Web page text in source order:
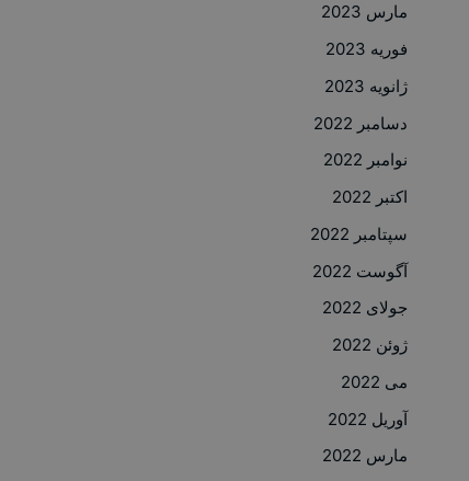
مارس 2023
فوریه 2023
ژانویه 2023
دسامبر 2022
نوامبر 2022
اکتبر 2022
سپتامبر 2022
آگوست 2022
جولای 2022
ژوئن 2022
می 2022
آوریل 2022
مارس 2022